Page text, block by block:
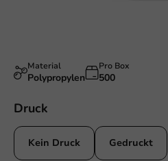
Material
Polypropylen
Pro Box
500
Druck
Kein Druck Gedruckt